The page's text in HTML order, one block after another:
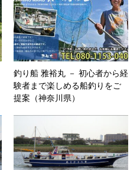
釣り船 雅裕丸 － 初心者から経
験者まで楽しめる船釣りをご
提案（神奈川県）